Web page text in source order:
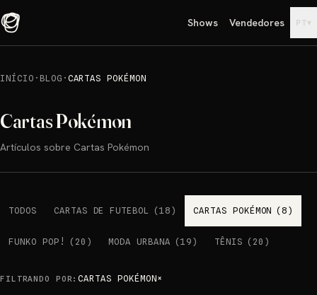
Shows Vendedores PT▾
INÍCIO · BLOG · CARTAS POKÉMON
Cartas Pokémon
Artículos sobre Cartas Pokémon
TODOS CARTAS DE FUTEBOL (18 ) CARTAS POKÉMON (8 )
FUNKO POP! ( 20 ) MODA URBANA (19 ) TÊNIS ( 20 )
FILTRANDO POR:CARTAS POKÉMON×